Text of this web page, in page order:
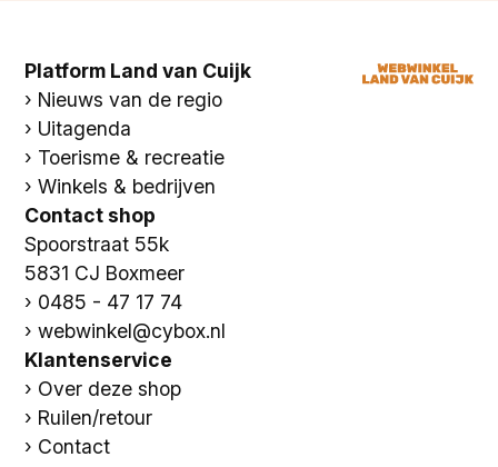
Platform Land van Cuijk
Nieuws van de regio
Uitagenda
Toerisme & recreatie
Winkels & bedrijven
Contact shop
Spoorstraat 55k
5831 CJ Boxmeer
0485 - 47 17 74
webwinkel@cybox.nl
Klantenservice
Over deze shop
Ruilen/retour
Contact